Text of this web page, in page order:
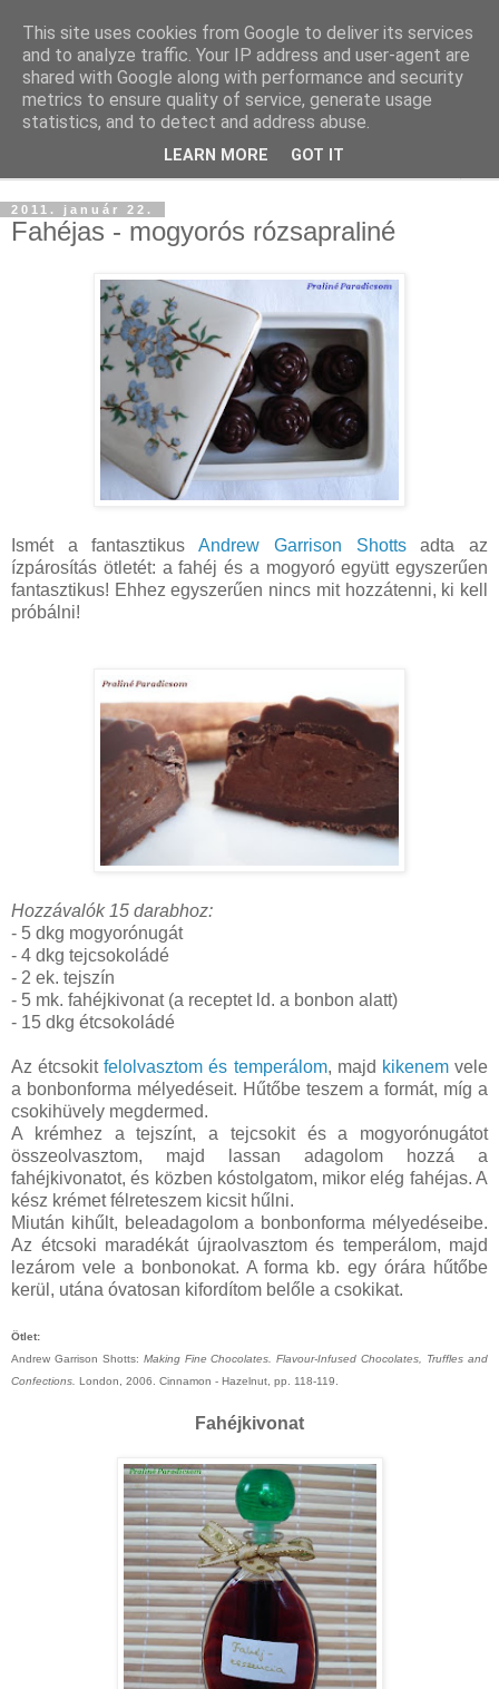
2011. január 22.
Fahéjas - mogyorós rózsapraliné
Ismét a fantasztikusAndrew Garrison Shottsadta az
ízpárosítás ötletét: a fahéj és a mogyoró együtt egyszerűen
fantasztikus! Ehhez egyszerűen nincs mit hozzátenni, ki kell
próbálni!
Hozzávalók 15 darabhoz:
- 5 dkg mogyorónugát
- 4 dkg tejcsokoládé
- 2 ek. tejszín
- 5 mk. fahéjkivonat (a receptet ld. a bonbon alatt)
- 15 dkg étcsokoládé
Az étcsokitfelolvasztom és temperálom, majd kikenemvele
a bonbonforma mélyedéseit. Hűtőbe teszem a formát, míg a
csokihüvely megdermed.
A krémhez a tejszínt, a tejcsokit és a mogyorónugátot
összeolvasztom, majd lassan adagolom hozzá a
fahéjkivonatot, és közben kóstolgatom, mikor elég fahéjas. A
kész krémet félreteszem kicsit hűlni.
Miután kihűlt, beleadagolom a bonbonforma mélyedéseibe.
Az étcsoki maradékát újraolvasztom és temperálom, majd
lezárom vele a bonbonokat. A forma kb. egy órára hűtőbe
kerül, utána óvatosan kifordítom belőle a csokikat.
Ötlet:
Andrew Garrison Shotts: Making Fine Chocolates. Flavour-Infused Chocolates, Truffles and
Confections. London, 2006. Cinnamon - Hazelnut, pp. 118-119.
Fahéjkivonat
This site uses cookies from Google to deliver its services
and to analyze traffic. Your IP address and user-agent are
shared with Google along with performance and security
metrics to ensure quality of service, generate usage
statistics, and to detect and address abuse.
LEARN MORE GOT IT